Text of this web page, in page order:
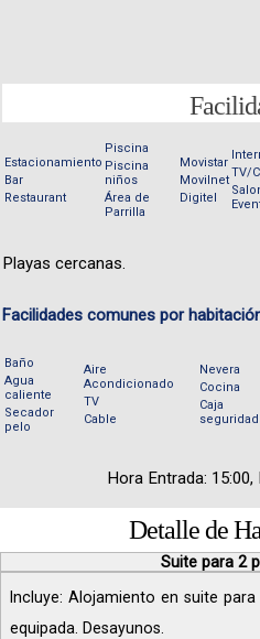
Estacionamiento
Bar
Restaurant
Piscina
Piscina
niños
Área de
Parrilla
Movistar
Movilnet
Digitel
TV/
Playas cercanas.
Facilidades comunes por
Baño
Agua
caliente
Secador
pelo
Aire
Acondicionado
TV
Cable
Nevera
Cocina
Caja
seguridad
Hora Entrada: 15:00,
Detalle de
Suite para 2
Incluye: Alojamiento en suite
equipada. Desayunos.